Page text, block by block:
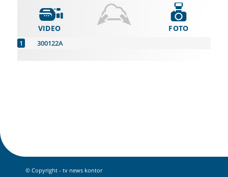
VIDEO
300122A
FOTO
© Copyright - tv news kontor